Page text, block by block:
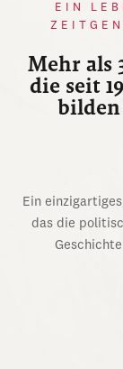
EIN
Mehr als
die seit
bilden
Ein
das die